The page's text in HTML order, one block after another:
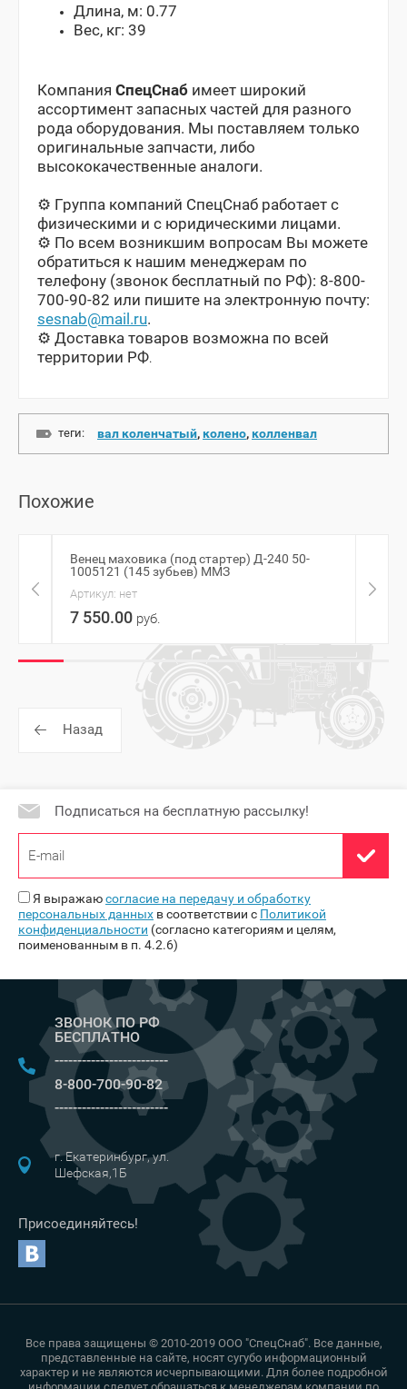
Длина, м: 0.77
Вес, кг: 39
Компания СпецСнаб имеет широкий
ассортимент запасных частей для разного
рода оборудования. Мы поставляем только
оригинальные запчасти, либо
высококачественные аналоги.
⚙️ Группа компаний СпецСнаб работает с
физическими и с юридическими лицами.
⚙️ По всем возникшим вопросам Вы можете
обратиться к нашим менеджерам по
телефону (звонок бесплатный по РФ): 8-800-
700-90-82 или пишите на электронную почту:
sesnab@mail.ru.
⚙️ ️ Доставка товаров возможна по всей
территории РФ.
теги: вал коленчатый,колено,колленвал
Похожие
Венец маховика (под стартер) Д-240 50-
1005121 (145 зубьев) ММЗ
Артикул: нет
7 550.00 руб.
Назад
Подписаться на бесплатную рассылку!
Я выражаюсогласие на передачу и обработку
персональных данных в соответствии с Политикой
конфиденциальности (согласно категориям и целям,
поименованным в п. 4.2.6)
ЗВОНОК ПО РФ
БЕСПЛАТНО
-------------------------
8-800-700-90-82
-------------------------
г. Екатеринбург, ул.
Шефская,1Б
Присоединяйтесь!
Все права защищены © 2010-2019 ООО "СпецСнаб". Все данные,
представленные на сайте, носят сугубо информационный
характер и не являются исчерпывающими. Для более подробной